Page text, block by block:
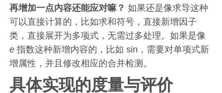
再增加一点内容还能应对嘛？ 如果还是像求导这种
可以直接计算的，比如求和符号，直接新增因子
类，直接展开为多项式，无需过多处理。如果是像
e 指数这种新增内容的，比如 sin，需要对单项式新
增属性，并且修改相应的合并检测。
具体实现的度量与评价